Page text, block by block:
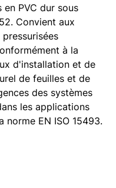
PVC dur sous
Convient aux
à la
d'installation et de
de feuilles et de
des systèmes
les applications
norme EN ISO 15493.